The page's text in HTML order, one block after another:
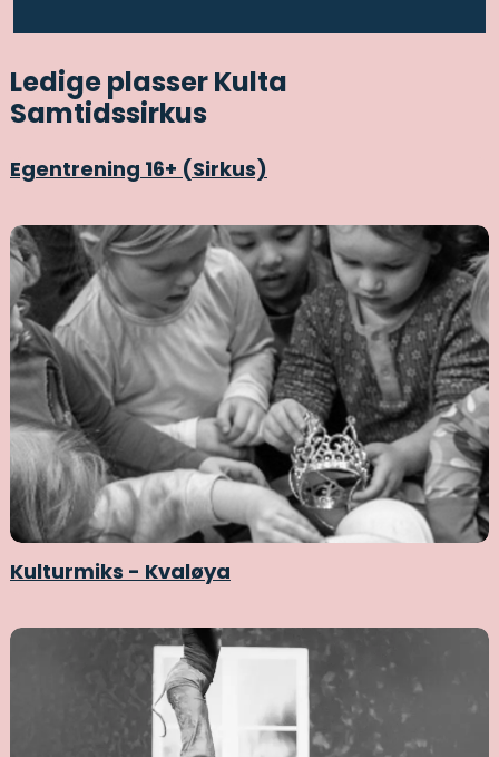
Ledige plasser Kulta
Samtidssirkus
Egentrening 16+ (Sirkus)
Kulturmiks - Kvaløya